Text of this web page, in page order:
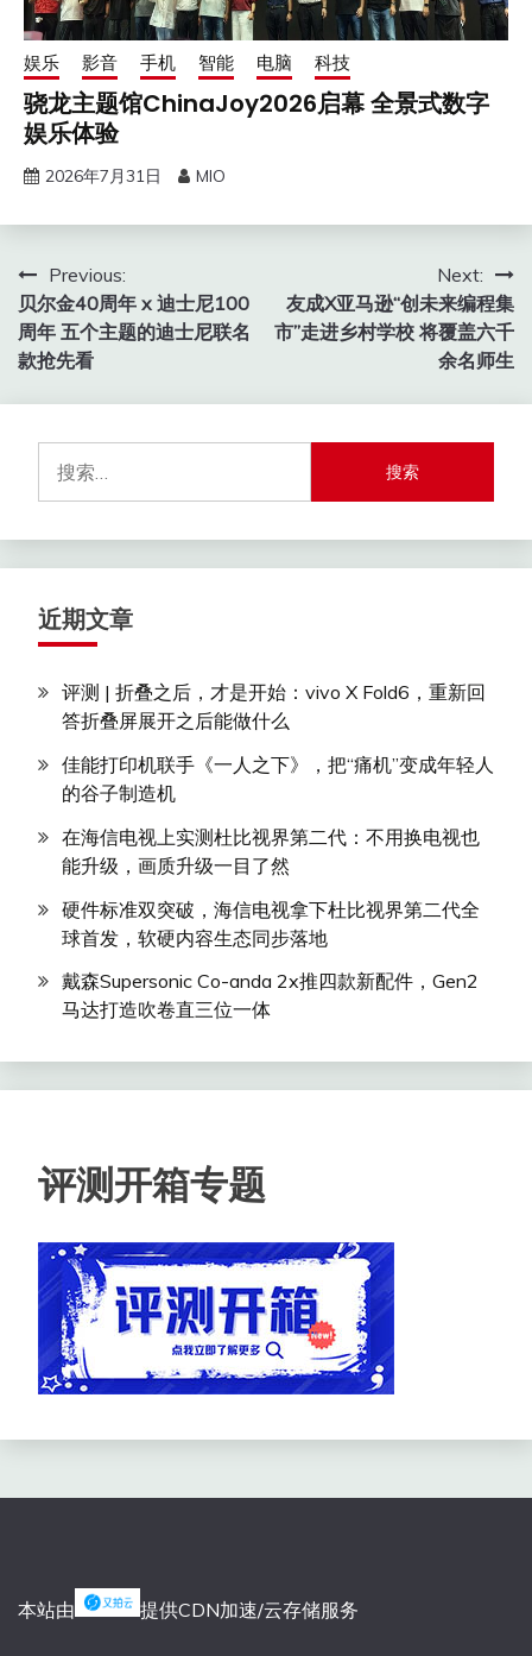
娱乐 影音 手机 智能 电脑 科技
骁龙主题馆ChinaJoy2026启幕 全景式数字
娱乐体验
2026年7月31日 MIO
文
章
导
航
Previous:
贝尔金40周年 x 迪士尼100
周年 五个主题的迪士尼联名
款抢先看
Next:
友成X亚马逊“创未来编程集
市”走进乡村学校 将覆盖六千
余名师生
索：
近期文章
评测 | 折叠之后，才是开始：vivo X Fold6，重新回
答折叠屏展开之后能做什么
佳能打印机联手《一人之下》，把“痛机”变成年轻人
的谷子制造机
在海信电视上实测杜比视界第二代：不用换电视也
能升级，画质升级一目了然
硬件标准双突破，海信电视拿下杜比视界第二代全
球首发，软硬内容生态同步落地
戴森Supersonic Co-anda 2x推四款新配件，Gen2
马达打造吹卷直三位一体
评测开箱专题
本站由 提供CDN加速/云存储服务